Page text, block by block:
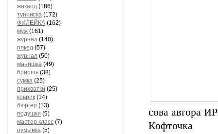
жакард (186)
тунииска (172)
ФИЛЕЙКА (162)
муж (161)
журнал (140)
плкед (57)
журнал (50)
манишка (49)
бриошь (38)
сумка (25)
прихватки (25)
коврик (14)
бюргер (13)
подушки (9)
мастер класс (7)
румынка (5)
сова автора
Кофточка